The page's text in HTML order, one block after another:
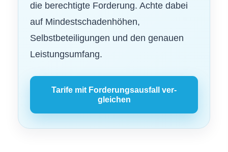
die berechtigte Forderung. Achte dabei
auf Mindestschadenhöhen,
Selbstbeteiligungen und den genauen
Leistungsumfang.
Tarife mit Forderungsausfall ver­
gleichen